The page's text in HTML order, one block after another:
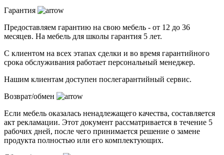
Гарантия
Предоставляем гарантию на свою мебель - от 12 до 36
месяцев. На мебель для школы гарантия 5 лет.
С клиентом на всех этапах сделки и во время гарантийного
срока обслуживания работает персональный менеджер.
Нашим клиентам доступен послегарантийный сервис.
Возврат/обмен
Если мебель оказалась ненадлежащего качества, составляется
акт рекламации. Этот документ рассматривается в течение 5
рабочих дней, после чего принимается решение о замене
продукта полностью или его комплектующих.